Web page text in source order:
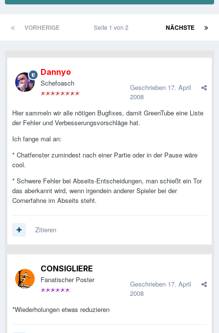
VORHERIGE NÄCHSTE
Seite 1 von 2
Dannyo
Schefoasch Geschrieben 17. April
2008
Hier sammeln wir alle nötigen Bugfixes, damit GreenTube eine Liste
der Fehler und Verbesserungsvorschläge hat.
Ich fange mal an:
* Chatfenster zumindest nach einer Partie oder in der Pause wäre
cool.
* Schwere Fehler bei Abseits-Entscheidungen, man schießt ein Tor
das aberkannt wird, wenn irgendein anderer Spieler bei der
Cornerfahne im Abseits steht.
Zitieren
CONSIGLIERE
Fanatischer Poster Geschrieben 17. April
2008
*Wiederholungen etwas reduzieren